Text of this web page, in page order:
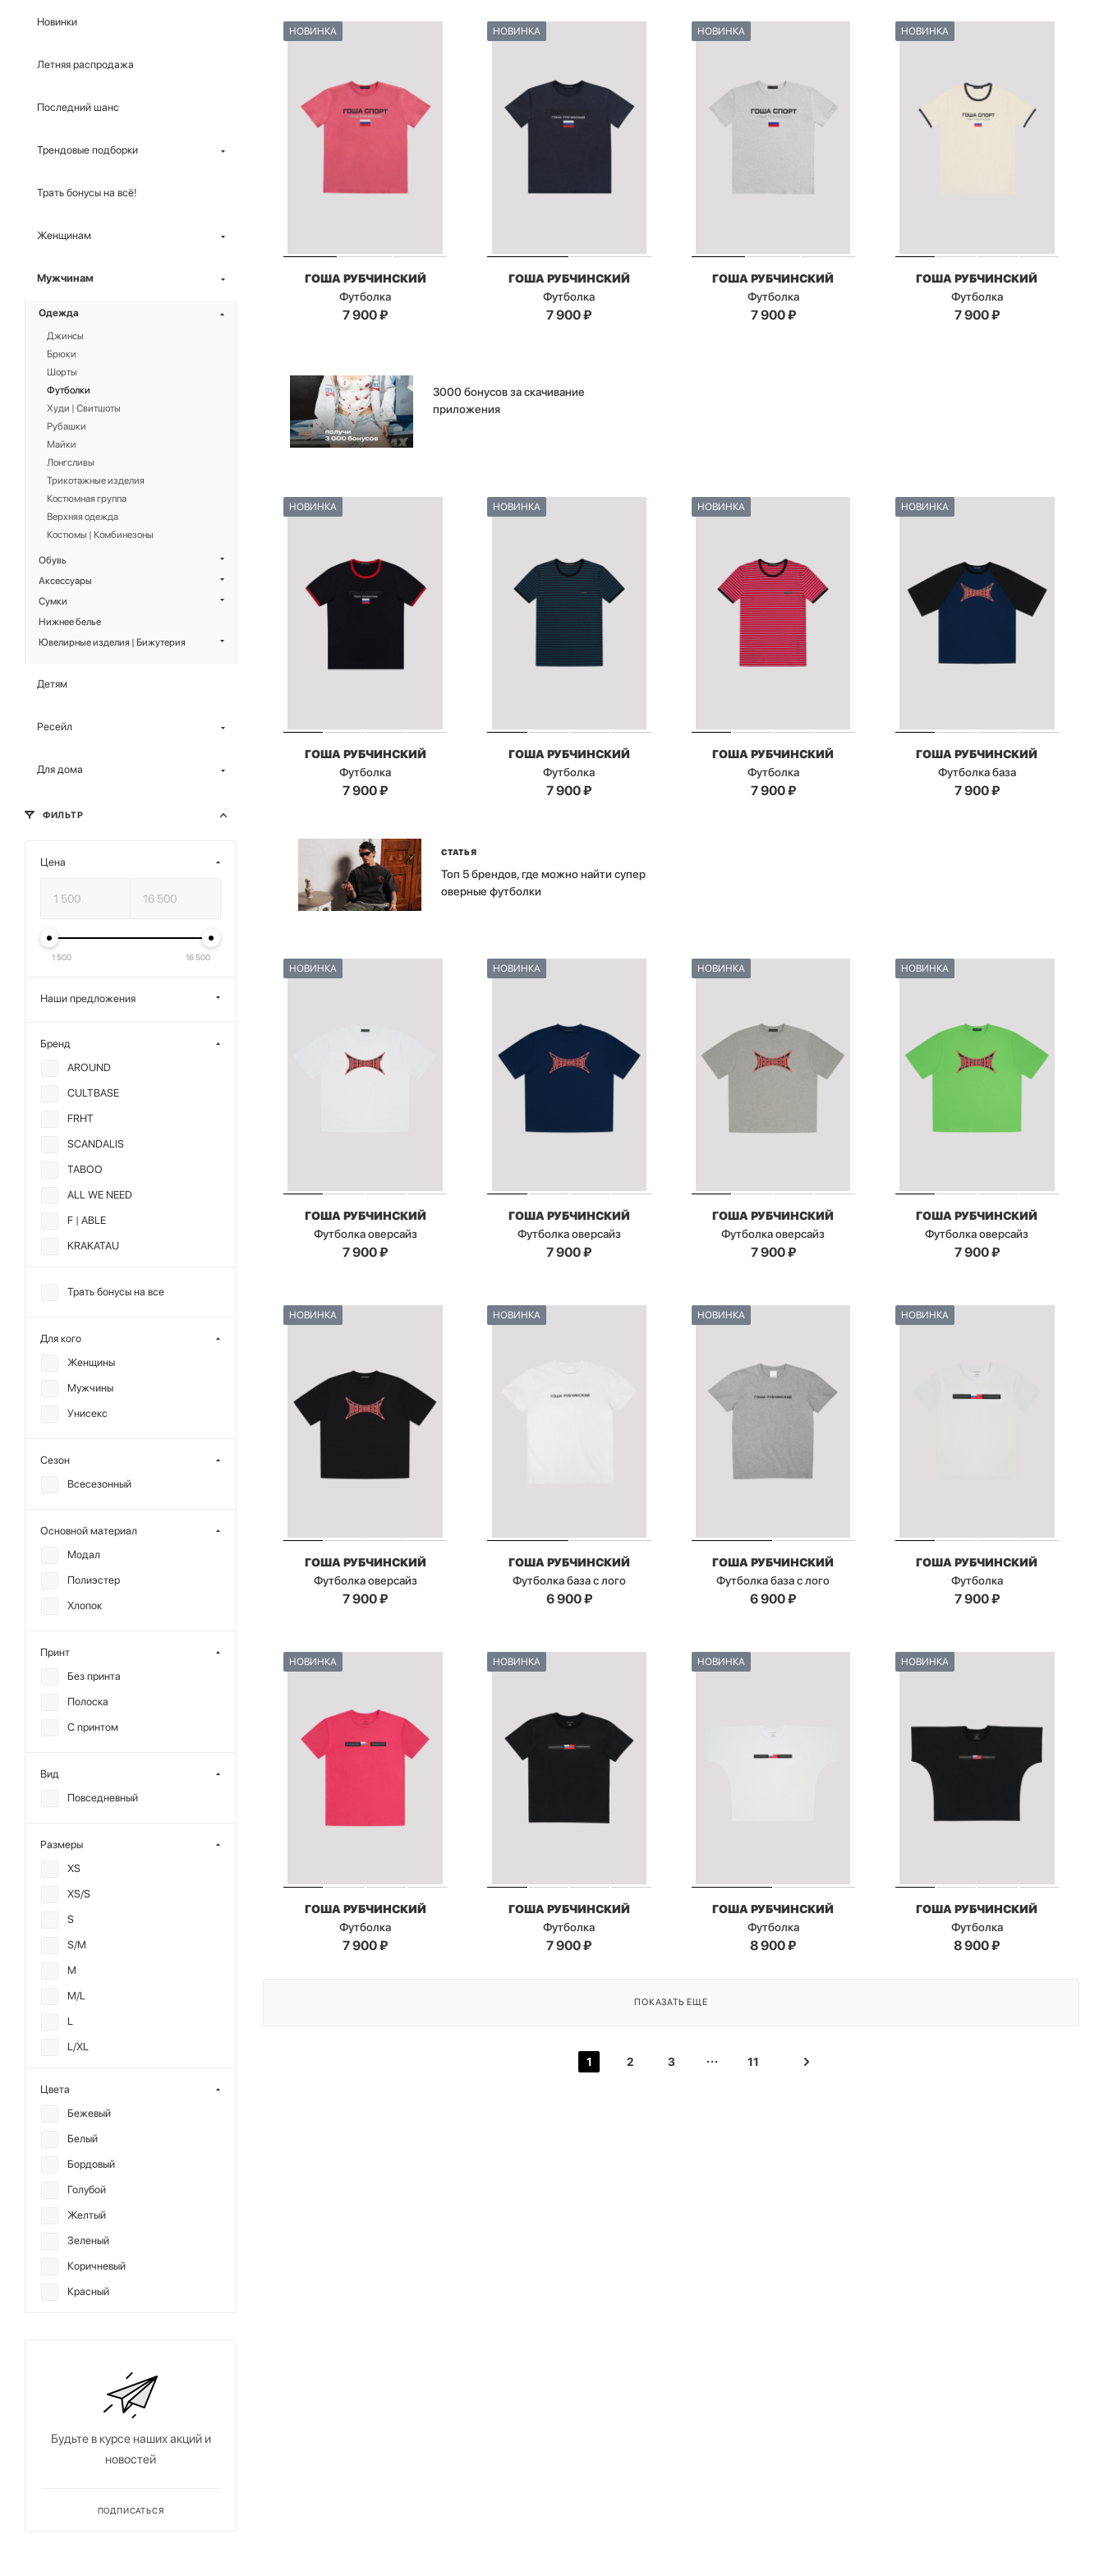
НОВИНКА
ГОША РУБЧИНСКИЙ
Футболка
7 900₽
НОВИНКА
ГОША РУБЧИНСКИЙ
Футболка
7 900₽
НОВИНКА
ГОША РУБЧИНСКИЙ
Футболка
7 900₽
НОВИНКА
ГОША РУБЧИНСКИЙ
Футболка
7 900₽
3000 бонусов за скачивание
приложения
НОВИНКА
ГОША РУБЧИНСКИЙ
Футболка
7 900₽
НОВИНКА
ГОША РУБЧИНСКИЙ
Футболка
7 900₽
НОВИНКА
ГОША РУБЧИНСКИЙ
Футболка
7 900₽
НОВИНКА
ГОША РУБЧИНСКИЙ
Футболка база
7 900₽
СТАТЬЯ
Топ 5 брендов, где можно найти супер
оверные футболки
НОВИНКА
ГОША РУБЧИНСКИЙ
Футболка оверсайз
7 900₽
НОВИНКА
ГОША РУБЧИНСКИЙ
Футболка оверсайз
7 900₽
НОВИНКА
ГОША РУБЧИНСКИЙ
Футболка оверсайз
7 900₽
НОВИНКА
ГОША РУБЧИНСКИЙ
Футболка оверсайз
7 900₽
НОВИНКА
ГОША РУБЧИНСКИЙ
Футболка оверсайз
7 900₽
НОВИНКА
ГОША РУБЧИНСКИЙ
Футболка база с лого
6 900₽
НОВИНКА
ГОША РУБЧИНСКИЙ
Футболка база с лого
6 900₽
НОВИНКА
ГОША РУБЧИНСКИЙ
Футболка
7 900₽
НОВИНКА
ГОША РУБЧИНСКИЙ
Футболка
7 900₽
НОВИНКА
ГОША РУБЧИНСКИЙ
Футболка
7 900₽
НОВИНКА
ГОША РУБЧИНСКИЙ
Футболка
8 900₽
НОВИНКА
ГОША РУБЧИНСКИЙ
Футболка
8 900₽
ПОКАЗАТЬ ЕЩЕ
1 2 3 11
Новинки
Летняя распродажа
Последний шанс
Трендовые подборки
Трать бонусы на всё!
Женщинам
Мужчинам
Одежда
Джинсы
Брюки
Шорты
Футболки
Худи | Свитшоты
Рубашки
Майки
Лонгсливы
Трикотажные изделия
Костюмная группа
Верхняя одежда
Костюмы | Комбинезоны
Обувь
Аксессуары
Сумки
Нижнее белье
Ювелирные изделия | Бижутерия
Детям
Ресейл
Для дома
ФИЛЬТР
Цена
1 500 16 500
Наши предложения
Бренд
AROUND
CULTBASE
FRHT
SCANDALIS
TABOO
ALL WE NEED
F | ABLE
KRAKATAU
SHVETSOV STORE
Трать бонусы на все
Для кого
Женщины
Мужчины
Унисекс
Сезон
Всесезонный
Основной материал
Модал
Полиэстер
Хлопок
Принт
Без принта
Полоска
С принтом
Вид
Повседневный
Размеры
XS
XS/S
S
S/M
M
M/L
L
L/XL
OS
2XS/XS
Цвета
Бежевый
Белый
Бордовый
Голубой
Желтый
Зеленый
Коричневый
Красный
Фиолетовый
Будьте в курсе наших акций и
новостей
ПОДПИСАТЬСЯ